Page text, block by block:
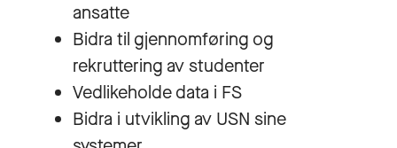
ansatte
Bidra til gjennomføring og
rekruttering av studenter
Vedlikeholde data i FS
Bidra i utvikling av USN sine